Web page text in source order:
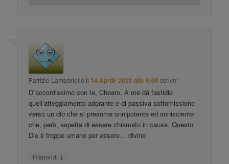
Patrizio Lampariello il 14 Aprile 2021 alle 8:00 scrive:
D”accordissimo con te, Choam. A me dà fastidio
quell’atteggiamento adorante e di passiva sottomissione
verso un dio che si presume onnipotente ed onnisciente
che, però, aspetta di essere chiamato in causa. Questo
Dio è troppo umano per essere… divino
Rispondi ↓